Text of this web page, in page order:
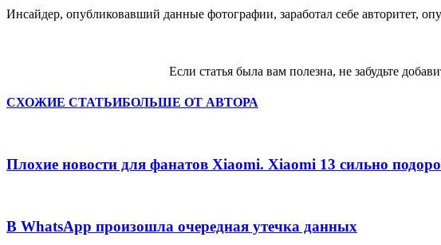
Инсайдер, опубликовавший данные фотографии, заработал себе авторитет,
Если статья была вам полезна, не забудьте
СХОЖИЕ СТАТЬИБОЛЬШЕ ОТ АВТОРА
Плохие новости для фанатов Xiaomi. Xiaomi 13 сильно
В WhatsApp произошла очередная утечка данных